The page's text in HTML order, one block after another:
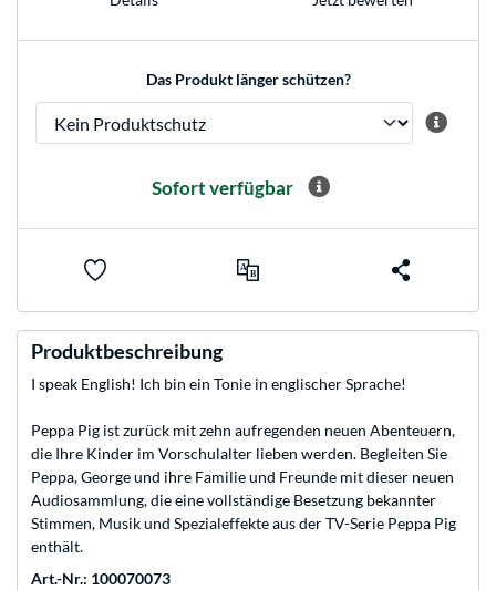
Das Produkt länger schützen?
Sofort verfügbar
Produktbeschreibung
I speak English! Ich bin ein Tonie in englischer Sprache!
Peppa Pig ist zurück mit zehn aufregenden neuen Abenteuern,
die Ihre Kinder im Vorschulalter lieben werden. Begleiten Sie
Peppa, George und ihre Familie und Freunde mit dieser neuen
Audiosammlung, die eine vollständige Besetzung bekannter
Stimmen, Musik und Spezialeffekte aus der TV-Serie Peppa Pig
enthält.
Art.-Nr.: 100070073